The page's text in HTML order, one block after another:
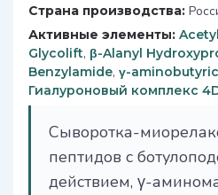
Страна производства:
Активные элементы:
Glycolift, β-Alanyl
Benzylamide, γ-
Гиалуроновый комплекс
Сыворотка-
пептидов с
действием, γ-